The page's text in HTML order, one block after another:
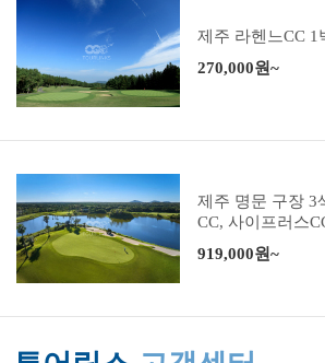
제주 라헨느CC 1
270,000원~
제주 명문 구장 3
CC, 사이프러스
919,000원~